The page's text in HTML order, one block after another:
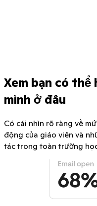
Xem bạn có
mình ở đâu
Có cái nhìn rõ ràng về
động của giáo viên và
tác trong toàn trường